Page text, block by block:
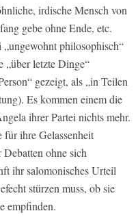
irdische Mensch von
gebe ohne Ende, etc.
philosophisch“
„über letzte Dinge“
gezeigt, als „in Teilen
Es kommen einem die
ihrer Partei nichts mehr.
ihre Gelassenheit
ohne sich
ihr salomonisches Urteil
stürzen muss, ob sie
empfinden.